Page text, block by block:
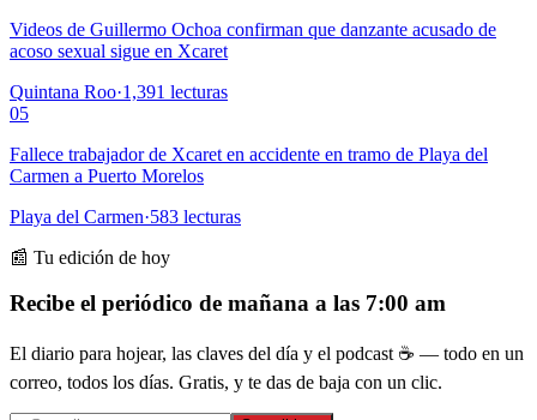
Videos de Guillermo Ochoa confirman que danzante acusado de
acoso sexual sigue en Xcaret
Quintana Roo·1,391 lecturas
05
Fallece trabajador de Xcaret en accidente en tramo de Playa del
Carmen a Puerto Morelos
Playa del Carmen·583 lecturas
📰 Tu edición de hoy
Recibe el periódico de mañana a las 7:00 am
El diario para hojear, las claves del día y el podcast ☕ — todo en un
correo, todos los días. Gratis, y te das de baja con un clic.